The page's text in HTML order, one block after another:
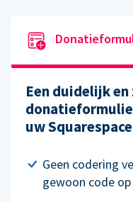
Een duidelijk
uw
Geen codering
gewoon code op